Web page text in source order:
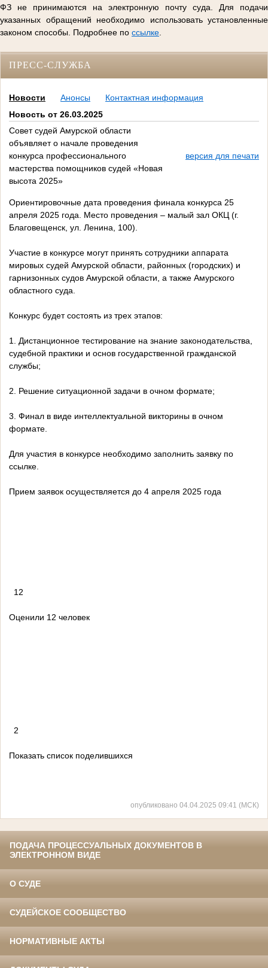
ФЗ не принимаются на электронную почту суда. Для подачи
указанных обращений необходимо использовать установленные
законом способы. Подробнее по ссылке
ПРЕСС-СЛУЖБА
Новости Анонсы
Контактная информация
Новость от 26.03.2025
Совет судей Амурской области
объявляет о начале проведения
конкурса профессионального
мастерства помощников судей «Новая
высота 2025»
версия для печати
Ориентировочные дата проведения финала конкурса 25
апреля 2025 года. Место проведения – малый зал ОКЦ (г.
Благовещенск, ул. Ленина, 100).
Участие в конкурсе могут принять сотрудники аппарата
мировых судей Амурской области, районных (городских) и
гарнизонных судов Амурской области, а также Амурского
областного суда.
Конкурс будет состоять из трех этапов:
1. Дистанционное тестирование на знание законодательства,
судебной практики и основ государственной гражданской
службы;
2. Решение ситуационной задачи в очном формате;
3. Финал в виде интеллектуальной викторины в очном
формате.
Для участия в конкурсе необходимо заполнить заявку по
ссылке.
Прием заявок осуществляется до 4 апреля 2025 года
12
Оценили 12 человек
2
Показать список поделившихся
опубликовано 04.04.2025 09:41 (МСК)
ПОДАЧА ПРОЦЕССУАЛЬНЫХ ДОКУМЕНТОВ В
ЭЛЕКТРОННОМ ВИДЕ
О СУДЕ
СУДЕЙСКОЕ СООБЩЕСТВО
НОРМАТИВНЫЕ АКТЫ